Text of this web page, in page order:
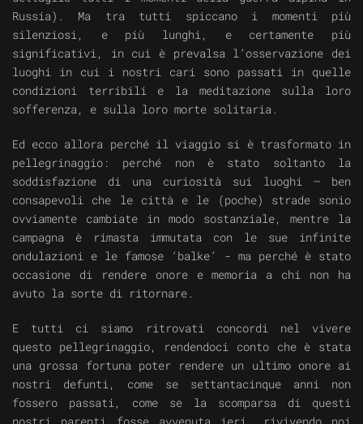
Russia). Ma tra tutti spiccano i momenti più
silenziosi, e più lunghi, e certamente più
significativi, in cui è prevalsa l’osservazione dei
luoghi in cui i nostri cari sono passati in quelle
condizioni terribili e la meditazione sulla loro
sofferenza, e sulla loro morte solitaria.
Ed ecco allora perché il viaggio si è trasformato in
pellegrinaggio: perché non è stato soltanto la
soddisfazione di una curiosità sui luoghi – ben
consapevoli che le città e le (poche) strade sonio
ovviamente cambiate in modo sostanziale, mentre la
campagna è rimasta immutata con le sue infinite
ondulazioni e le famose ‘balke’ - ma perché è stato
occasione di rendere onore e memoria a chi non ha
avuto la sorte di ritornare.
E tutti ci siamo ritrovati concordi nel vivere
questo pellegrinaggio, rendendoci conto che è stata
una grossa fortuna poter rendere un ultimo onore ai
nostri defunti, come se settantacinque anni non
fossero passati, come se la scomparsa di questi